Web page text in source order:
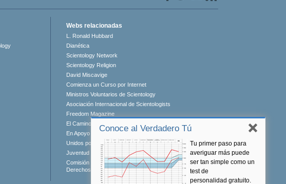
Conoce al Verdadero Tú
Tu primer paso para
averiguar más puede
ser tan simple como un
test de
personalidad gratuito.
Webs relacionadas
L. Ronald Hubbard
Dianética
Scientology Network
Scientology Religion
David Miscavige
Comienza un Curso por Internet
Ministros Voluntarios de Scientology
Asociación Internacional de Scientologists
Freedom Magazine
El Camino a la Felicidad
En Apoyo de Un Mundo Sin Drogas
Unidos por los Derechos Humanos
Juventud por los Derechos Humanos
Comisión de Ciudadanos por los
Derechos Humanos